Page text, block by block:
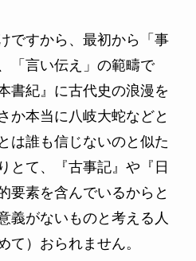
ですから、最初から「事
「言い伝え」の範疇で
書紀』に古代史の浪漫を
か本当に八岐大蛇などと
は誰も信じないのと似た
とて、『古事記』や『日
要素を含んでいるからと
義がないものと考える人
て）おられません。